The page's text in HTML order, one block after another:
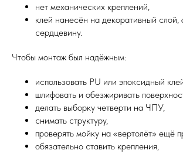
нет механических креплений,
клей нанесён на декоративный слой,
сердцевину.
Чтобы монтаж был надёжным:
использовать PU или эпоксидный
шлифовать и обезжиривать
делать выборку четверти на ЧПУ,
снимать структуру,
проверять мойку на «вертолёт» ещё
обязательно ставить крепления,